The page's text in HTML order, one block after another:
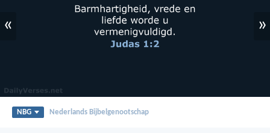
« »
NBG Nederlands Bijbelgenootschap